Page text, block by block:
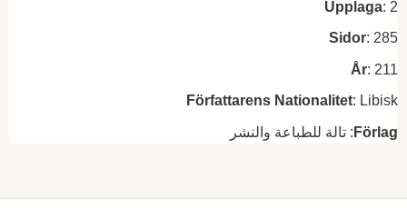
Upplaga: 2
Sidor: 285
År: 211
Författarens Nationalitet: Libisk
Förlag : تالة للطباعة والنشر